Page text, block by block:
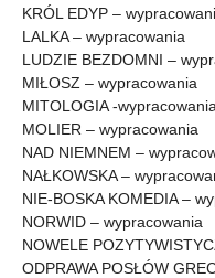
KRÓL EDYP –
LALKA – wypracowania
LUDZIE BEZDOMNI –
MIŁOSZ – wypracowania
MITOLOGIA -wypracowania
MOLIER – wypracowania
NAD NIEMNEM –
NAŁKOWSKA –
NIE-BOSKA KOMEDIA –
NORWID – wypracowania
NOWELE
ODPRAWA POSŁÓW